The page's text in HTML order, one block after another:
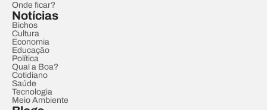
Onde ficar?
Notícias
Bichos
Cultura
Economia
Educação
Política
Qual a Boa?
Cotidiano
Saúde
Tecnologia
Meio Ambiente